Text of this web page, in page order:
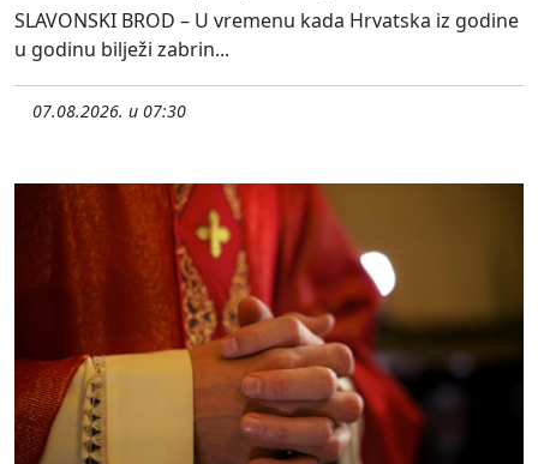
SLAVONSKI BROD – U vremenu kada Hrvatska iz godine
u godinu bilježi zabrin...
07.08.2026. u 07:30